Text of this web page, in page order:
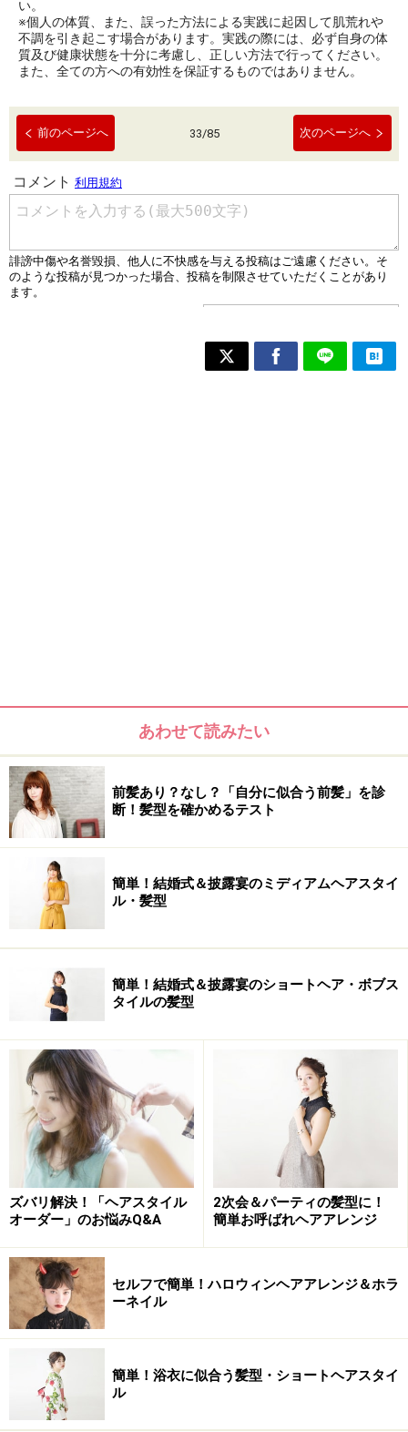
い。
※個人の体質、また、誤った方法による実践に起因して肌荒れや
不調を引き起こす場合があります。実践の際には、必ず自身の体
質及び健康状態を十分に考慮し、正しい方法で行ってください。
また、全ての方への有効性を保証するものではありません。
前のページへ 33/85 次のページへ
あわせて読みたい
前髪あり？なし？「自分に似合う前髪」を診
断！髪型を確かめるテスト
簡単！結婚式＆披露宴のミディアムヘアスタイ
ル・髪型
簡単！結婚式＆披露宴のショートヘア・ボブス
タイルの髪型
ズバリ解決！「ヘアスタイル
オーダー」のお悩みQ&A
2次会＆パーティの髪型に！
簡単お呼ばれヘアアレンジ
セルフで簡単！ハロウィンヘアアレンジ＆ホラ
ーネイル
簡単！浴衣に似合う髪型・ショートヘアスタイ
ル